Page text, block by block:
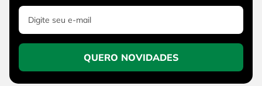
QUERO NOVIDADES